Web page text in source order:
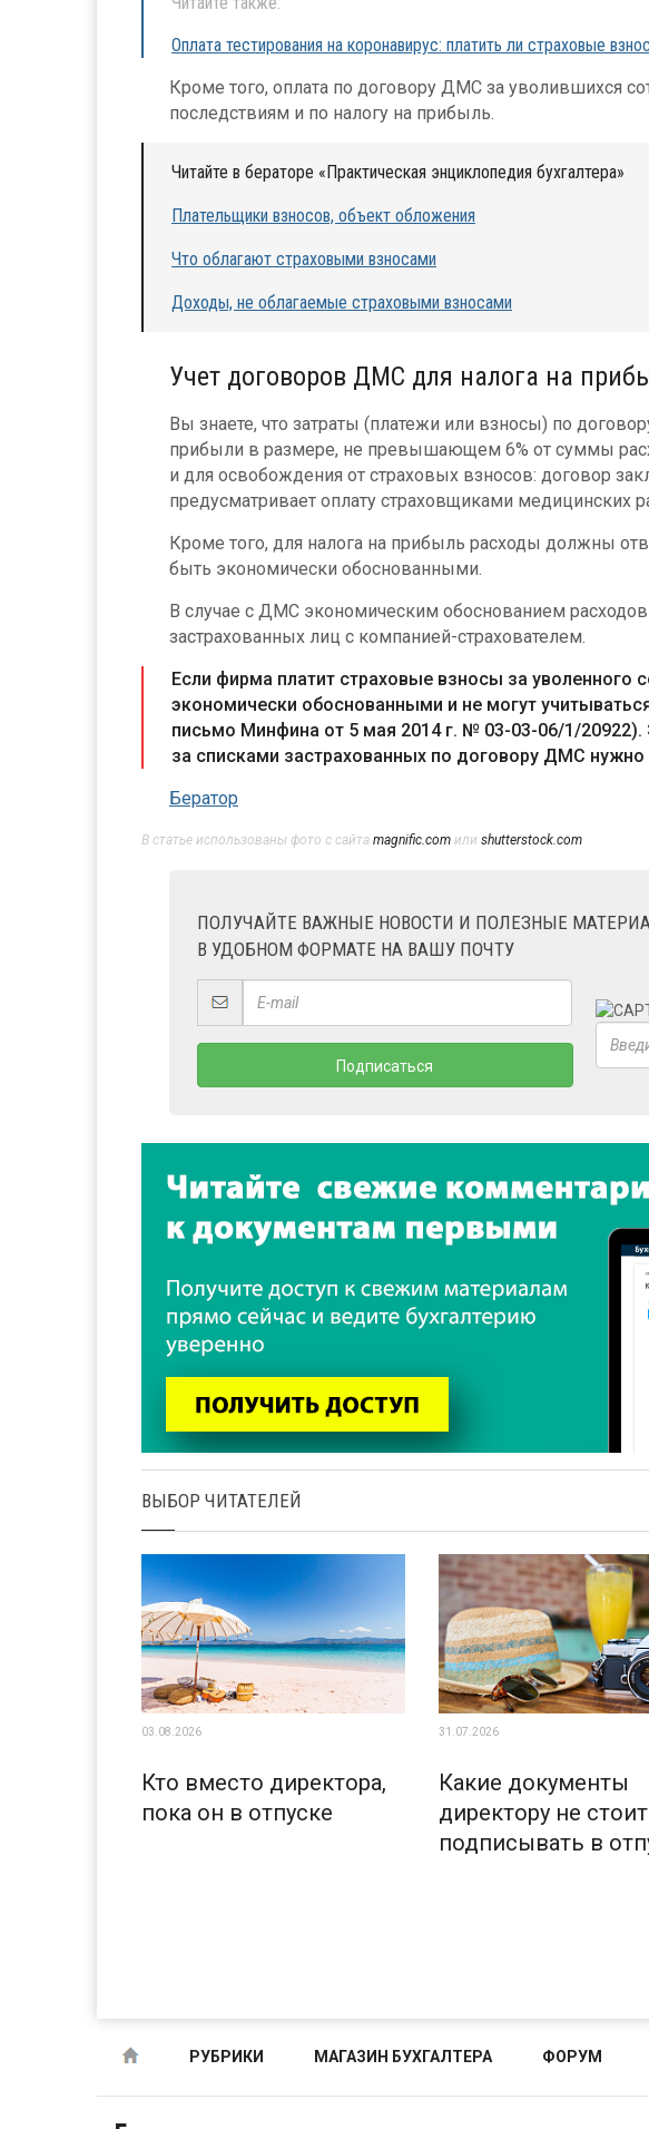
Оплата тестирования на коронавирус: платить ли страховые
Кроме того, оплата по договору ДМС за уволившихся
последствиям и по налогу на прибыль.
Читайте в бераторе «Практическая энциклопедия бухгалтера»
Плательщики взносов, объект обложения
Что облагают страховыми взносами
Доходы, не облагаемые страховыми взносами
Учет договоров ДМС для налога на
Вы знаете, что затраты (платежи или взносы) по
прибыли в размере, не превышающем 6% от суммы
и для освобождения от страховых взносов: договор
предусматривает оплату страховщиками медицинских
Кроме того, для налога на прибыль расходы должны
быть экономически обоснованными.
В случае с ДМС экономическим обоснованием
застрахованных лиц с компанией-страхователем.
Если фирма платит страховые взносы за уволенного
экономически обоснованными и не могут
письмо Минфина от 5 мая 2014 г. № 03-03-06/1/
за списками застрахованных по договору ДМС нужно
Бератор
В статье использованы фото с сайта magnific.com или shutterstock.com
ПОЛУЧАЙТЕ ВАЖНЫЕ НОВОСТИ И ПОЛЕЗНЫЕ
В УДОБНОМ ФОРМАТЕ НА ВАШУ ПОЧТУ
ВЫБОР ЧИТАТЕЛЕЙ
03.08.2026
Кто вместо директора,
пока он в отпуске
31.07.2026
Какие документы
директору не стоит
подписывать в
РУБРИКИ МАГАЗИН БУХГАЛТЕРА ФОРУМ